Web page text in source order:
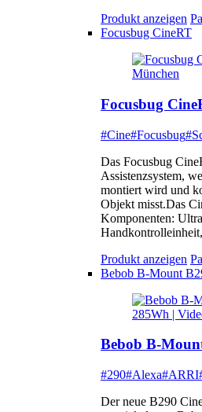
Produkt anzeigen
Focusbug CineRT
Focusbug
#Cine#Focusbug
Das Focusbug
Assistenzsystem,
montiert wird und
Objekt misst.Das
Komponenten:
Produkt anzeigen
Bebob B-Mount
Bebob B-
#290#Alexa#ARRI
Der neue B290